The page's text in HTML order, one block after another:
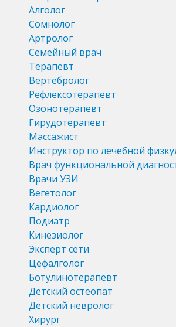
Алголог
Сомнолог
Артролог
Семейный врач
Терапевт
Вертебролог
Рефлексотерапевт
Озонотерапевт
Гирудотерапевт
Массажист
Инструктор по лечебной
Врач функциональной
Врачи УЗИ
Вегетолог
Кардиолог
Подиатр
Кинезиолог
Эксперт сети
Цефалголог
Ботулинотерапевт
Детский остеопат
Детский невролог
Хирург